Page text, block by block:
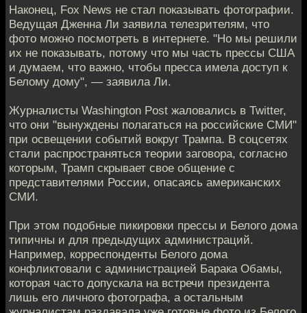
Наконец, Fox News не стал показывать фотографии.
Ведущая Дженна Ли заявила телезрителям, что
фото можно посмотреть в интернете. "Но мы решили
их не показывать, потому что мы часть прессы США
и думаем, что важно, чтобы пресса имела доступ к
Белому дому", — заявила Ли.
Журналисты Washington Post жаловались в Twitter,
что они "вынуждены полагаться на российские СМИ"
при освещении событий вокруг Трампа. В соцсетях
стали распространяться теории заговора, согласно
которым, Трамп скрывает свое общение с
представителями России, опасаясь американских
СМИ.
При этом подобные пикировки прессы и Белого дома
типичны и для предыдущих администраций.
Например, корреспонденты Белого дома
конфликтовали с администрацией Барака Обамы,
которая часто допускала на встречи президента
лишь его личного фотографа, а остальным